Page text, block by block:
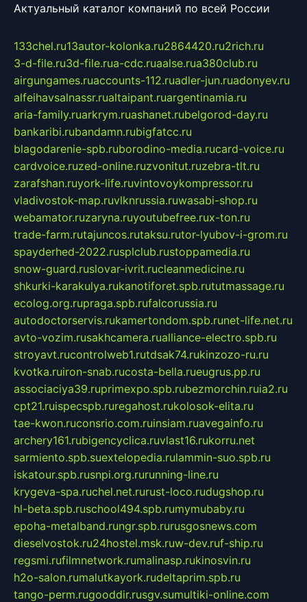
Актуальный каталог компаний по всей России
133chel.ru13autor-kolonka.ru2864420.ru2rich.ru
3-d-file.ru3d-file.rua-cdc.ruaalse.rua380club.ru
airgungames.ruaccounts-112.ruadler-jun.ruadonyev.ru
alfeihavsalnassr.rualtaipant.ruargentinamia.ru
aria-family.ruarkrym.ruashanet.rubelgorod-day.ru
bankaribi.rubandamn.rubigfatcc.ru
blagodarenie-spb.ruborodino-media.rucard-voice.ru
cardvoice.ruzed-online.ruzvonitut.ruzebra-tlt.ru
zarafshan.ruyork-life.ruvintovoykompressor.ru
vladivostok-map.ruvlknrussia.ruwasabi-shop.ru
webamator.ruzaryna.ruyoutubefree.rux-ton.ru
trade-farm.rutajuncos.rutaksu.rutor-lyubov-i-grom.ru
spayderhed-2022.rusplclub.rustoppamedia.ru
snow-guard.ruslovar-ivrit.rucleanmedicine.ru
shkurki-karakulya.rukanotiforet.spb.rututmassage.ru
ecolog.org.rupraga.spb.rufalcorussia.ru
autodoctorservis.rukamertondom.spb.runet-life.net.ru
avto-vozim.rusakhcamera.rualliance-electro.spb.ru
stroyavt.rucontrolweb1.rutdsak74.rukinzozo-ru.ru
kvotka.ruiron-snab.rucosta-bella.rueugrus.pp.ru
associaciya39.ruprimexpo.spb.rubezmorchin.ruia2.ru
cpt21.ruispecspb.ruregahost.rukolosok-elita.ru
tae-kwon.ruconsrio.com.ruinsiam.ruavegainfo.ru
archery161.rubigencyclica.ruvlast16.rukorru.net
sarmiento.spb.suextelopedia.rulammin-suo.spb.ru
iskatour.spb.rusnpi.org.rurunning-line.ru
krygeva-spa.ruchel.net.rurust-loco.rudugshop.ru
hl-beta.spb.ruschool494.spb.rumymubaby.ru
epoha-metalband.rungr.spb.rurusgosnews.com
dieselvostok.ru24hostel.msk.ruw-dev.ruf-ship.ru
regsmi.rufilmnetwork.rumalinasp.rukinosvin.ru
h2o-salon.rumalutkayork.rudeltaprim.spb.ru
tango-perm.rugooddir.rusgv.sumultiki-online.com